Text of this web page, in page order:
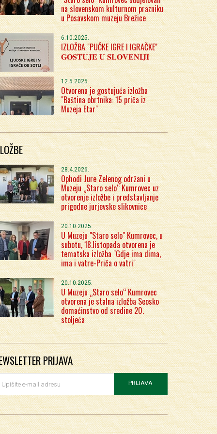
na slovenskom kulturnom prazniku
u Posavskom muzeju Brežice
6.10.2025.
IZLOŽBA "PUČKE IGRE I IGRAČKE"
𝐆𝐎𝐒𝐓𝐔𝐉𝐄 𝐔 𝐒𝐋𝐎𝐕𝐄𝐍𝐈𝐉𝐈
12.5.2025.
Otvorena je gostujuća izložba
"Baština obrtnika: 15 priča iz
Muzeja Etar"
28.4.2026.
Ophodi Jure Zelenog održani u
Muzeju „Staro selo“ Kumrovec uz
otvorenje izložbe i predstavljanje
prigodne jurjevske slikovnice
20.10.2025.
U Muzeju "Staro selo" Kumrovec, u
subotu, 18.listopada otvorena je
tematska izložba "Gdje ima dima,
ima i vatre-Priča o vatri"
20.10.2025.
U Muzeju „Staro selo“ Kumrovec
otvorena je stalna izložba Seosko
domaćinstvo od sredine 20.
stoljeća
PRIJAVA
PRIJAVA